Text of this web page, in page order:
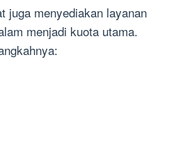
juga menyediakan layanan
menjadi kuota utama.